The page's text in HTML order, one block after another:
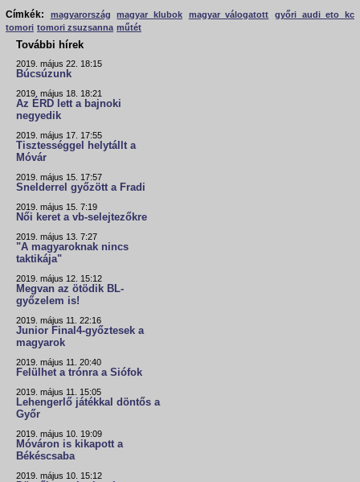
Címkék:
magyarország magyar klubok magyar válogatott
győri audi eto kc
tomori tomori zsuzsanna műtét
További hírek
2019. május 22. 18:15
Búcsúzunk
2019. május 18. 18:21
Az ÉRD lett a bajnoki
negyedik
2019. május 17. 17:55
Tisztességgel helytállt a
Móvár
2019. május 15. 17:57
Snelderrel győzött a Fradi
2019. május 15. 7:19
Női keret a vb-selejtezőkre
2019. május 13. 7:27
"A magyaroknak nincs
taktikája"
2019. május 12. 15:12
Megvan az ötödik BL-
győzelem is!
2019. május 11. 22:16
Junior Final4-győztesek a
magyarok
2019. május 11. 20:40
Felülhet a trónra a Siófok
2019. május 11. 15:05
Lehengerlő játékkal döntős a
Győr
2019. május 10. 19:09
Móváron is kikapott a
Békéscsaba
2019. május 10. 15:12